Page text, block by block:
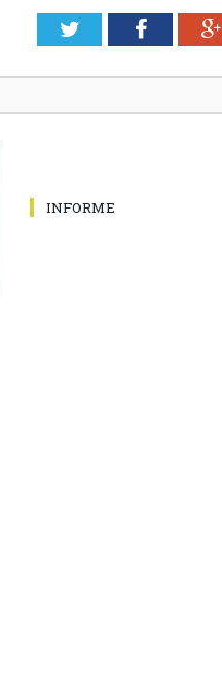
TwitterFacebook
INFORME